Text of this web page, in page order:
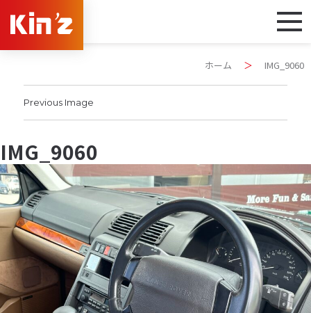
ホーム ＞ IMG_9060
Previous Image
IMG_9060